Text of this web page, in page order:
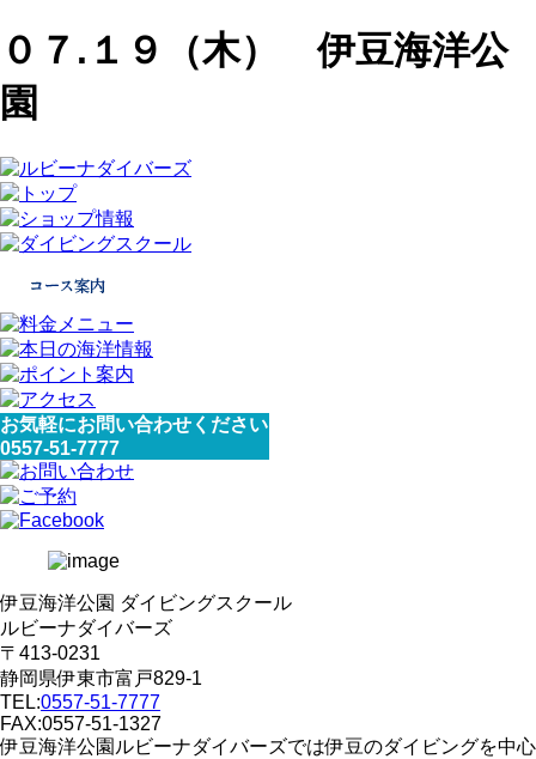
０７.１９（木） 伊豆海洋公
園
お気軽にお問い合わせください
0557-51-7777
伊豆海洋公園 ダイビングスクール
ルビーナダイバーズ
〒413-0231
静岡県伊東市富戸829-1
TEL:0557-51-7777
FAX:0557-51-1327
伊豆海洋公園ルビーナダイバーズでは伊豆のダイビングを中心